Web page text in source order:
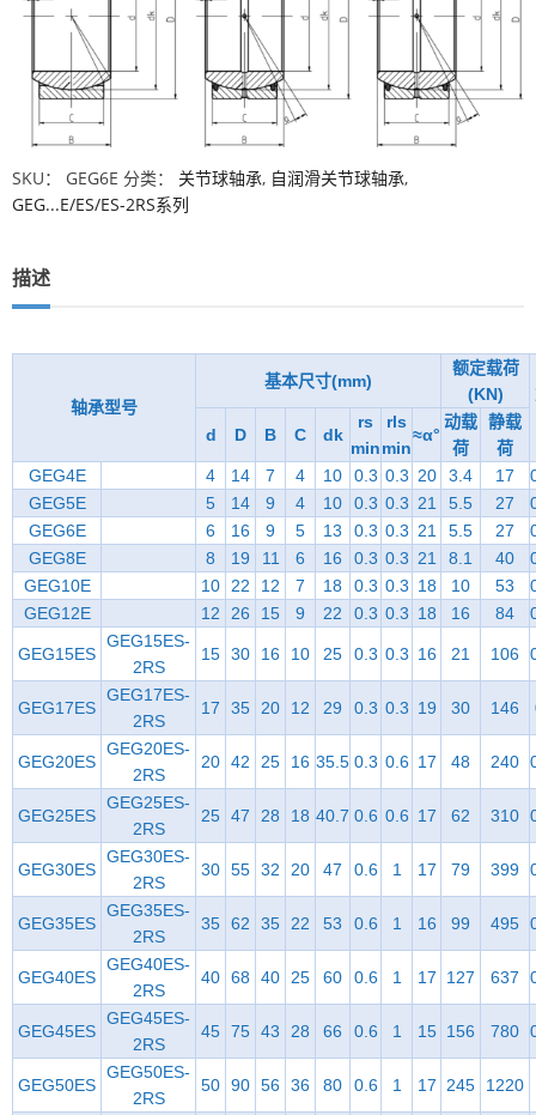
SKU： GEG6E 分类： 关节球轴承, 自润滑关节球轴承,
GEG...E/ES/ES-2RS系列
描述
轴承型号
基本尺寸(mm)
额定载荷
(KN)
d D B C dk
rs
min
rls
min
≈α°
动载
荷
静载
荷
GEG4E
4 14 7 4 10 0.3 0.3 20 3.4 17
GEG5E
5 14 9 4 10 0.3 0.3 21 5.5 27
GEG6E
6 16 9 5 13 0.3 0.3 21 5.5 27
GEG8E
8 19 11 6 16 0.3 0.3 21 8.1 40
GEG10E
10 22 12 7 18 0.3 0.3 18 10 53
GEG12E
12 26 15 9 22 0.3 0.3 18 16 84
GEG15ES
GEG15ES-
2RS
15 30 16 10 25 0.3 0.3 16 21 106
GEG17ES
GEG17ES-
2RS
17 35 20 12 29 0.3 0.3 19 30 146
GEG20ES
GEG20ES-
2RS
20 42 25 16 35.5 0.3 0.6 17 48 240
GEG25ES
GEG25ES-
2RS
25 47 28 18 40.7 0.6 0.6 17 62 310
GEG30ES
GEG30ES-
2RS
30 55 32 20 47 0.6 1 17 79 399
GEG35ES
GEG35ES-
2RS
35 62 35 22 53 0.6 1 16 99 495
GEG40ES
GEG40ES-
2RS
40 68 40 25 60 0.6 1 17 127 637
GEG45ES
GEG45ES-
2RS
45 75 43 28 66 0.6 1 15 156 780
GEG50ES
GEG50ES-
2RS
50 90 56 36 80 0.6 1 17 245 1220